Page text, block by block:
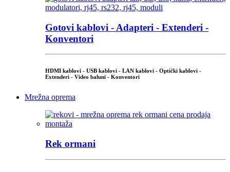
Gotovi kablovi - Adapteri - Extenderi -
Konventori
HDMI kablovi - USB kablovi - LAN kablovi - Optički kablovi -
Extenderi - Video baluni - Konventori
Mrežna oprema
Rek ormani